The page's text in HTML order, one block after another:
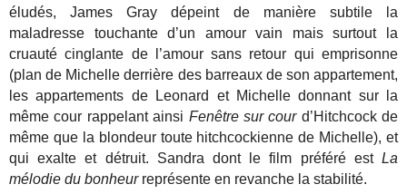
éludés, James Gray dépeint de manière subtile la
maladresse touchante d’un amour vain mais surtout la
cruauté cinglante de l’amour sans retour qui emprisonne
(plan de Michelle derrière des barreaux de son appartement,
les appartements de Leonard et Michelle donnant sur la
même cour rappelant ainsi Fenêtre sur courd’Hitchcock de
même que la blondeur toute hitchcockienne de Michelle), et
qui exalte et détruit. Sandra dont le film préféré est La
mélodie du bonheur représente en revanche la stabilité.